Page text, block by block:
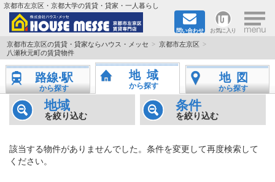
京都市左京区・京都大学の賃貸・貸家・一人暮らし
問い合わせ お気に入り ×
TOPページ
地図から検索
地域から検索
書類DL & 入居者さまへ
京都市左京区の賃貸・貸家ならハウス・メッセ
京都市左京区
八瀬秋元町の賃貸物件
路線·駅
から探す
地域
から探す
地図
から探す
地域
を絞り込む
条件
を絞り込む
該当する物件がありませんでした。条件を変更して再度検索して
ください。